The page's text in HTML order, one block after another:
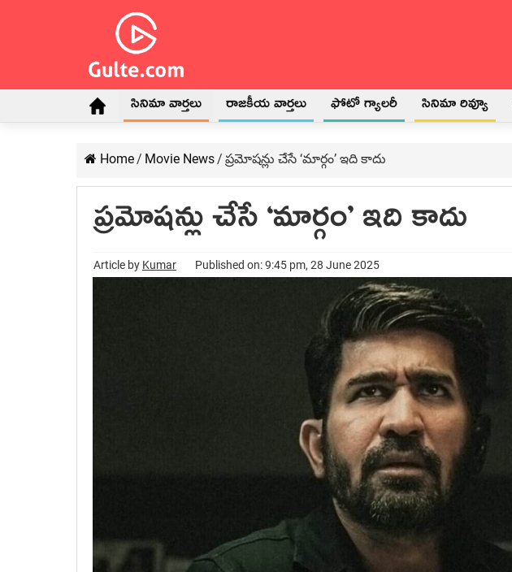
సినిమా వార్తలు రాజకీయ వార్తలు ఫోటో గ్యాలరీ సినిమా రివ్యూ
Home/ Movie News/ ప్రమోషన్లు చేసే ‘మార్గం’ ఇది కాదు
ప్రమోషన్లు చేసే ‘మార్గం’ ఇది కాదు
Article by Kumar Published on: 9:45 pm, 28 June 2025